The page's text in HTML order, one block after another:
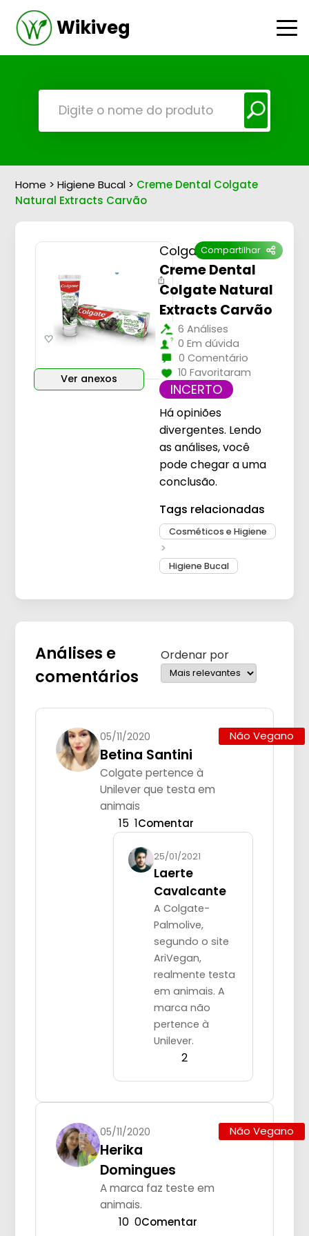
Wikiveg
Home >Higiene Bucal > Creme Dental Colgate
Natural Extracts Carvão
Compartilhar
Ver anexos
Colgate
Creme Dental
Colgate Natural
Extracts Carvão
6 Análises
0 Em dúvida
0 Comentário
10 Favoritaram
INCERTO
Há opiniões
divergentes. Lendo
as análises, você
pode chegar a uma
conclusão.
Tags relacionadas
Cosméticos e Higiene
Higiene Bucal
Análises e
comentários
Ordenar por
05/11/2020
Betina Santini
Colgate pertence à
Unilever que testa em
animais
Não Vegano
15 1Comentar
25/01/2021
Laerte
Cavalcante
A Colgate-
Palmolive,
segundo o site
AriVegan,
realmente testa
em animais. A
marca não
pertence à
Unilever.
2
05/11/2020
Herika
Domingues
A marca faz teste em
animais.
Não Vegano
10 0Comentar